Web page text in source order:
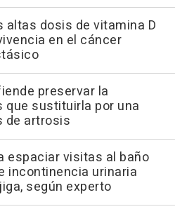
altas dosis de vitamina D
en el cáncer
preservar la
sustituirla por una
de artrosis
espaciar visitas al baño
incontinencia urinaria
según experto